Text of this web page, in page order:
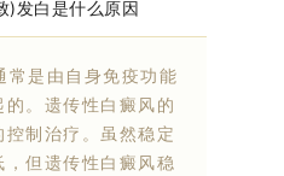
是由自身免疫功能
。遗传性白癜风的
制治疗。虽然稳定
但遗传性白癜风稳